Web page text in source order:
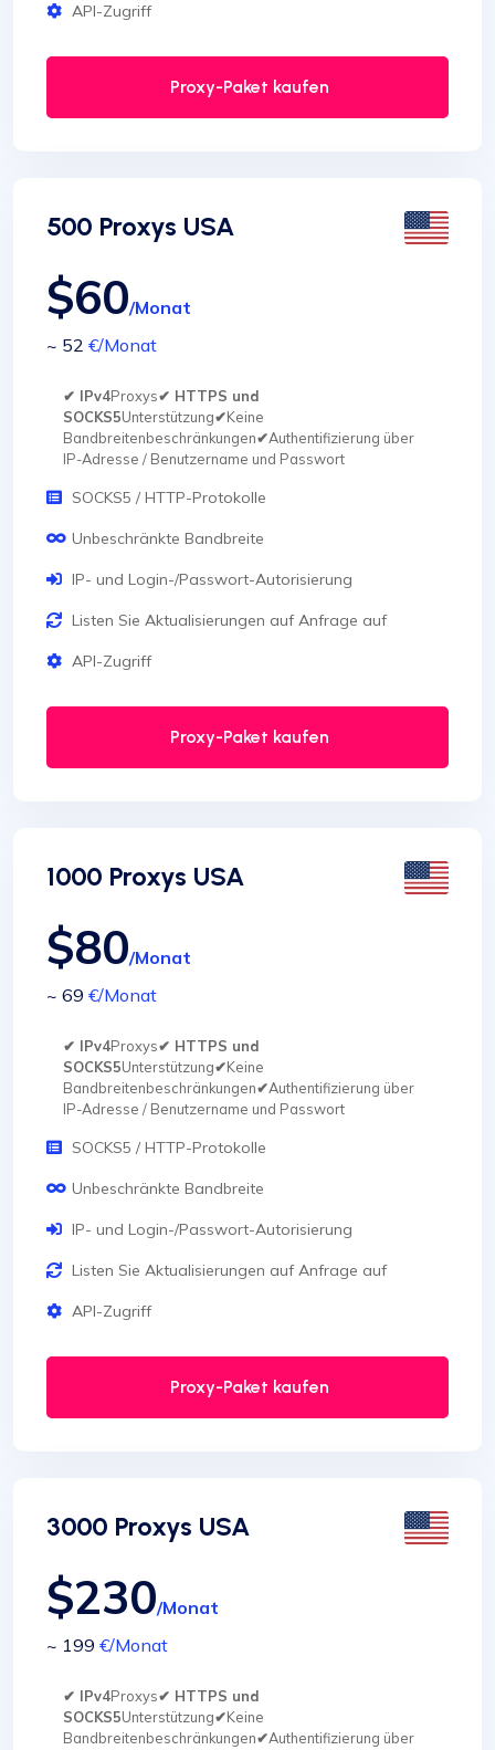
API-Zugriff
Proxy-Paket kaufen
500 Proxys USA
$60/Monat
~ 52 €/Monat
✔ IPv4Proxys✔ HTTPS und
SOCKS5Unterstützung✔Keine
Bandbreitenbeschränkungen✔Authentifizierung über
IP-Adresse / Benutzername und Passwort
SOCKS5 / HTTP-Protokolle
Unbeschränkte Bandbreite
IP- und Login-/Passwort-Autorisierung
Listen Sie Aktualisierungen auf Anfrage auf
API-Zugriff
Proxy-Paket kaufen
1000 Proxys USA
$80/Monat
~ 69 €/Monat
✔ IPv4Proxys✔ HTTPS und
SOCKS5Unterstützung✔Keine
Bandbreitenbeschränkungen✔Authentifizierung über
IP-Adresse / Benutzername und Passwort
SOCKS5 / HTTP-Protokolle
Unbeschränkte Bandbreite
IP- und Login-/Passwort-Autorisierung
Listen Sie Aktualisierungen auf Anfrage auf
API-Zugriff
Proxy-Paket kaufen
3000 Proxys USA
$230/Monat
~ 199 €/Monat
✔ IPv4Proxys✔ HTTPS und
SOCKS5Unterstützung✔Keine
Bandbreitenbeschränkungen✔Authentifizierung über